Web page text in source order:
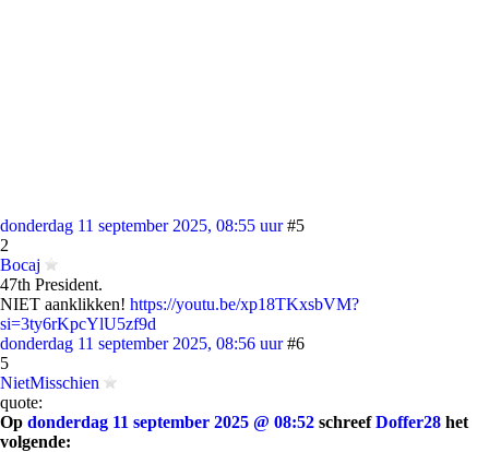
donderdag 11 september 2025, 08:55 uur #5
2
Bocaj
47th President.
NIET aanklikken! https://youtu.be/xp18TKxsbVM?
si=3ty6rKpcYlU5zf9d
donderdag 11 september 2025, 08:56 uur #6
5
NietMisschien
quote:
Op donderdag 11 september 2025 @ 08:52 schreefDoffer28 het
volgende: